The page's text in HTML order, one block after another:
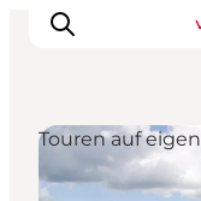
Touren auf